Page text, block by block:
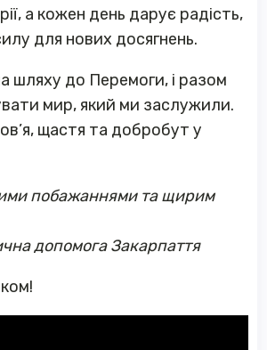
а кожен день дарує радість,
для нових досягнень.
шляху до Перемоги, і разом
мир, який ми заслужили.
щастя та добробут у
побажаннями та щирим
допомога Закарпаття